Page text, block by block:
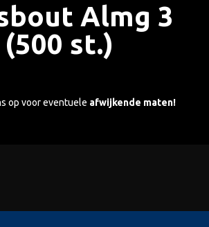
Almg 3
st.)
op voor eventuele afwijkende maten!